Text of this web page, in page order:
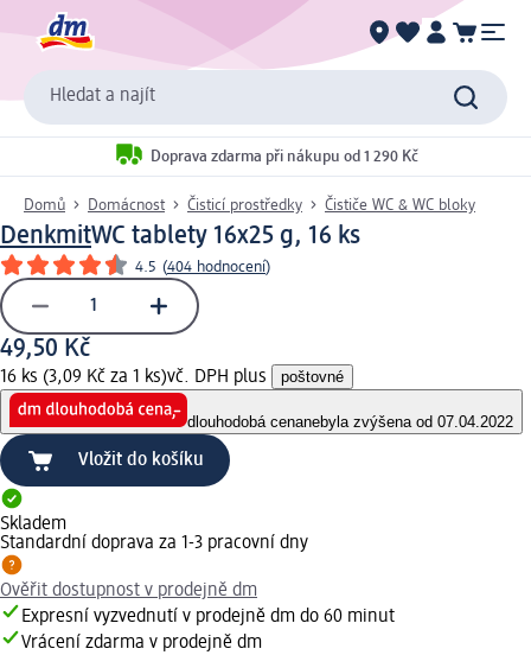
Hledat a najít
Doprava zdarma při nákupu od 1 290 Kč
Domů Domácnost Čisticí prostředky Čističe WC & WC bloky
DenkmitWC tablety 16x25 g, 16 ks
4.5 (404 hodnocení)
49,50 Kč
16 ks (3,09 Kč za 1 ks)vč. DPH plus poštovné
dlouhodobá cenanebyla zvýšena od 07.04.2022
Vložit do košíku
Skladem
Standardní doprava za 1-3 pracovní dny
Ověřit dostupnost v prodejně dm
Expresní vyzvednutí v prodejně dm do 60 minut
Vrácení zdarma v prodejně dm